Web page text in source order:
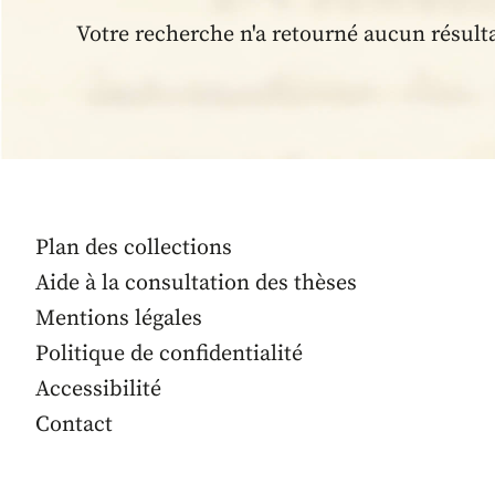
Votre recherche n'a retourné aucun
Plan des collections
Aide à la consultation des thèses
Mentions légales
Politique de confidentialité
Accessibilité
Contact